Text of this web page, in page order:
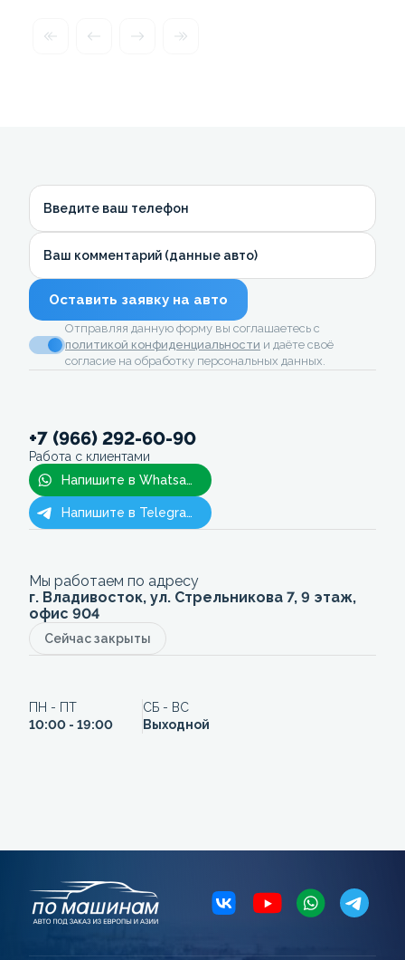
Введите ваш телефон
Ваш комментарий (данные авто)
Оставить заявку на авто
Отправляя данную форму вы соглашаетесь с
политикой конфиденциальности и даёте своё
согласие на обработку персональных данных.
+7 (966) 292-60-90
Работа с клиентами
Напишите в Whatsapp
Напишите в Telegram
Мы работаем по адресу
г. Владивосток, ул. Стрельникова 7, 9 этаж,
офис 904
Сейчас закрыты
ПН - ПТ
10:00 - 19:00
СБ - ВС
Выходной